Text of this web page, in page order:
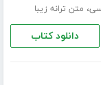
، متن ترانه زیبا
دانلود کتاب